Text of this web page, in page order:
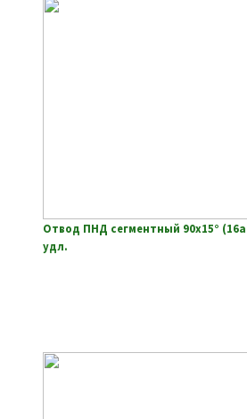
Отвод ПНД сегментный 90х15°
удл.